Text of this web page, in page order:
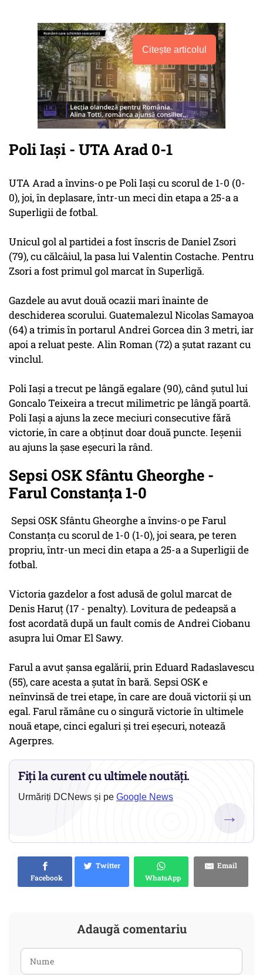
Citește articolul
Poli Iaşi - UTA Arad 0-1
UTA Arad a învins-o pe Poli Iaşi cu scorul de 1-0 (0-
0), joi, în deplasare, într-un meci din etapa a 25-a a
Superligii de fotbal.
Unicul gol al partidei a fost înscris de Daniel Zsori
(79), cu călcâiul, la pasa lui Valentin Costache. Pentru
Zsori a fost primul gol marcat în Superligă.
Gazdele au avut două ocazii mari înainte de
deschiderea scorului. Guatemalezul Nicolas Samayoa
(64) a trimis în portarul Andrei Gorcea din 3 metri, iar
apoi a reluat peste. Alin Roman (72) a şutat razant cu
vinclul.
Poli Iaşi a trecut pe lângă egalare (90), când şutul lui
Goncalo Teixeira a trecut milimetric pe lângă poartă.
Poli Iaşi a ajuns la zece meciuri consecutive fără
victorie, în care a obţinut doar două puncte. Ieşenii
au ajuns la şase eşecuri la rând.
Sepsi OSK Sfântu Gheorghe -
Farul Constanţa 1-0
Sepsi OSK Sfântu Gheorghe a învins-o pe Farul
Constanţa cu scorul de 1-0 (1-0), joi seara, pe teren
propriu, într-un meci din etapa a 25-a a Superligii de
fotbal.
Victoria gazdelor a fost adusă de golul marcat de
Denis Haruţ (17 - penalty). Lovitura de pedeapsă a
fost acordată după un fault comis de Andrei Ciobanu
asupra lui Omar El Sawy.
Farul a avut şansa egalării, prin Eduard Radaslavescu
(55), care acesta a şutat în bară. Sepsi OSK e
neînvinsă de trei etape, în care are două victorii şi un
egal. Farul rămâne cu o singură victorie în ultimele
nouă etape, cinci egaluri şi trei eşecuri, notează
Agerpres.
Fiți la curent cu ultimele noutăți.
Urmăriți DCNews și pe Google News
→
Facebook
Twitter
WhatsApp
Email
Adaugă comentariu